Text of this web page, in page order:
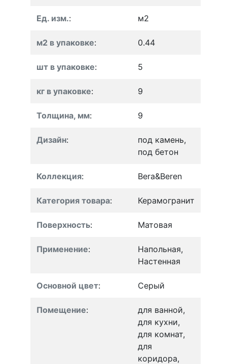
Ед. изм.: м2
м2 в упаковке: 0.44
шт в упаковке: 5
кг в упаковке: 9
Толщина, мм: 9
Дизайн:
под камень,
под бетон
Коллекция: Bera&Beren
Категория товара: Керамогранит
Поверхность: Матовая
Применение:
Напольная,
Настенная
Основной цвет: Серый
Помещение:
для ванной,
для кухни,
для комнат,
для
коридора,